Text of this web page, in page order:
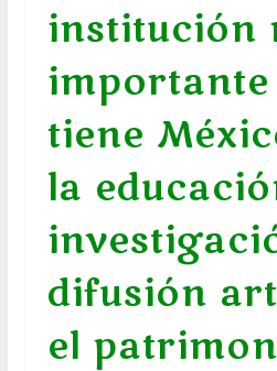
institución
importante
tiene
la
difusión
el